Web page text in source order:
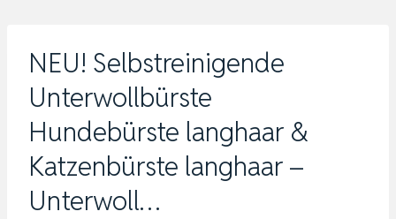
NEU! Selbstreinigende
Unterwollbürste
Hundebürste langhaar &
Katzenbürste langhaar –
Unterwoll…